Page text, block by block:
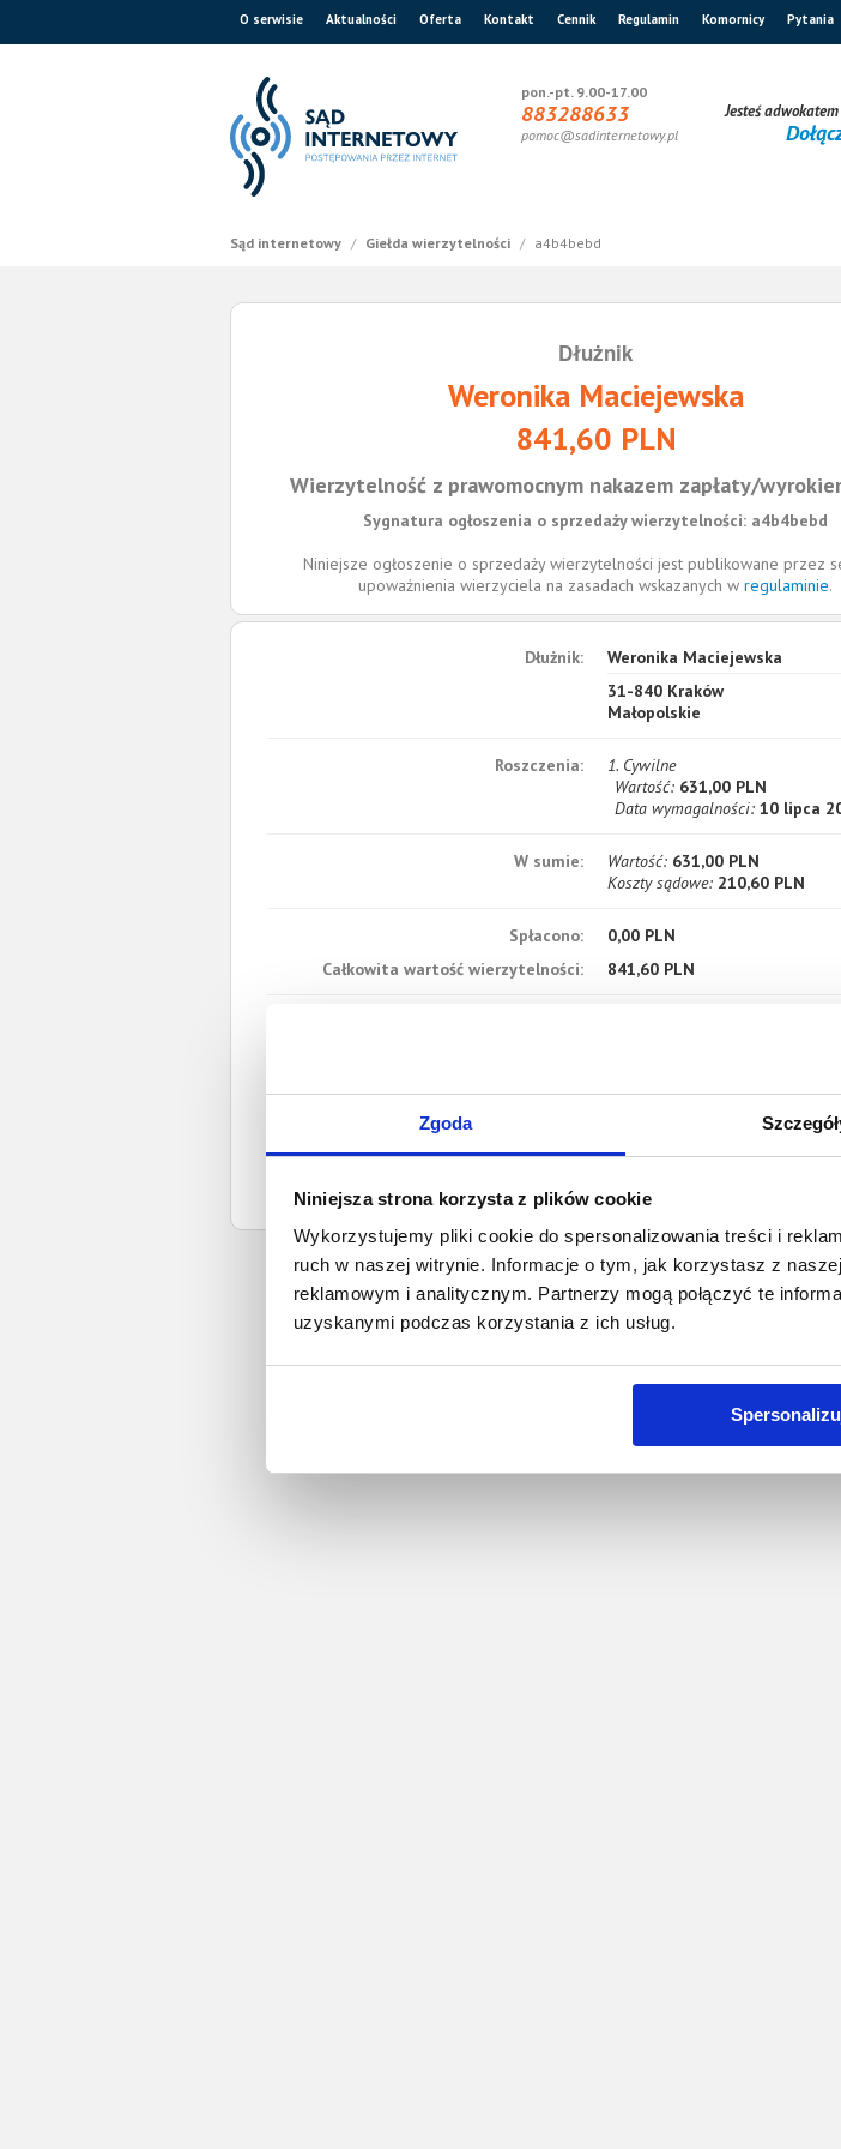
Zgoda
Niniejsza strona korzysta z plików cookie
Wykorzystujemy pliki cookie do spersonalizowania treści i
ruch w naszej witrynie. Informacje o tym, jak korzystasz z
reklamowym i analitycznym. Partnerzy mogą połączyć te
uzyskanymi podczas korzystania z ich usług.
O serwisie Aktualności Oferta Kontakt Cennik Regulamin Komornicy Pytania
pon.-pt. 9.00-17.00
883288633
pomoc@sadinternetowy.pl
Jesteś
Sąd internetowy / Giełda wierzytelności / a4b4bebd
Dłużnik
Weronika Maciejewska
841,60 PLN
Wierzytelność z prawomocnym nakazem zapłaty/
Sygnatura ogłoszenia o sprzedaży wierzytelności: a4b4bebd
Niniejsze ogłoszenie o sprzedaży wierzytelności jest publikowane przez
upoważnienia wierzyciela na zasadach wskazanych w regulaminie.
Dłużnik:
Weronika Maciejewska
31-840 Kraków
Małopolskie
Roszczenia:
1. Cywilne
Wartość: 631,00 PLN
Data wymagalności: 10 lipca
W sumie: Wartość: 631,00 PLN
Koszty sądowe: 210,60 PLN
Spłacono:
0,00 PLN
Całkowita wartość wierzytelności:
841,60 PLN
Data wystawienia: 1 lutego 2024
Zapytaj sprzedającego / Wyślij propozycję
Zobacz więcej wierzytelności z tej